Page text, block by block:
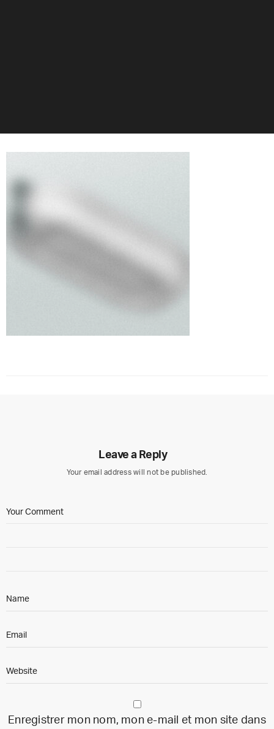
Leave a Reply
Your email address will not be published.
Enregistrer mon nom, mon e-mail et mon site dans